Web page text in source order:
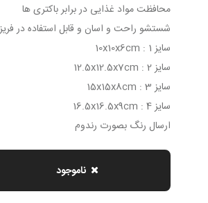
محافظت مواد غذایی در برابر باکتری ها
شستشو راحت و اسان و قابل استفاده در
سایز 1 : 10x10x6cm
سایز 2 : 12.5x12.5x7cm
سایز 3 : 15x15x8cm
سایز 4 : 16.5x16.5x9cm
ارسال رنگ بصورت رندوم
ناموجود